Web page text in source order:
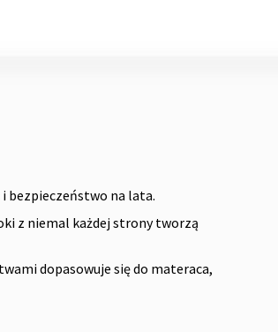
bezpieczeństwo na lata.
z niemal każdej strony tworzą
dopasowuje się do materaca,